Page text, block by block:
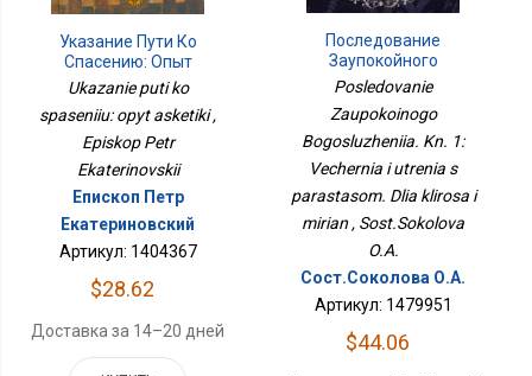
Указание Пути Ко
Спасению: Опыт
Аскетики
Ukazanie puti ko
spaseniiu: opyt asketiki ,
Episkop Petr
Ekaterinovskii
Епископ Петр
Екатериновский
Артикул: 1404367
$28.62
Доставка за 14–20 дней
Последование
Заупокойного
Богослужения. Кн. 1:
Парастасом. Для
Клироса И Мирян
Posledovanie
Zaupokoinogo
Bogosluzheniia. Kn. 1:
Vechernia i utrenia s
parastasom. Dlia klirosa i
mirian , Sost.Sokolova
O.A.
Сост.Соколова О.А.
Артикул: 1479951
$44.06